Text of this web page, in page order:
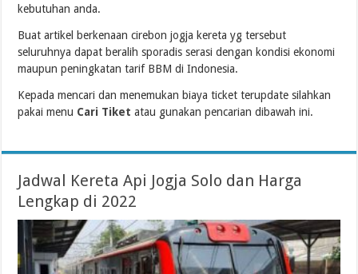
kebutuhan anda.
Buat artikel berkenaan cirebon jogja kereta yg tersebut
seluruhnya dapat beralih sporadis serasi dengan kondisi ekonomi
maupun peningkatan tarif BBM di Indonesia.
Kepada mencari dan menemukan biaya ticket terupdate silahkan
pakai menu Cari Tiket atau gunakan pencarian dibawah ini.
Jadwal Kereta Api Jogja Solo dan Harga
Lengkap di 2022